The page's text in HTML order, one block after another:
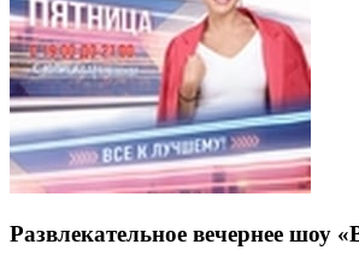
Развлекательное вечернее шоу